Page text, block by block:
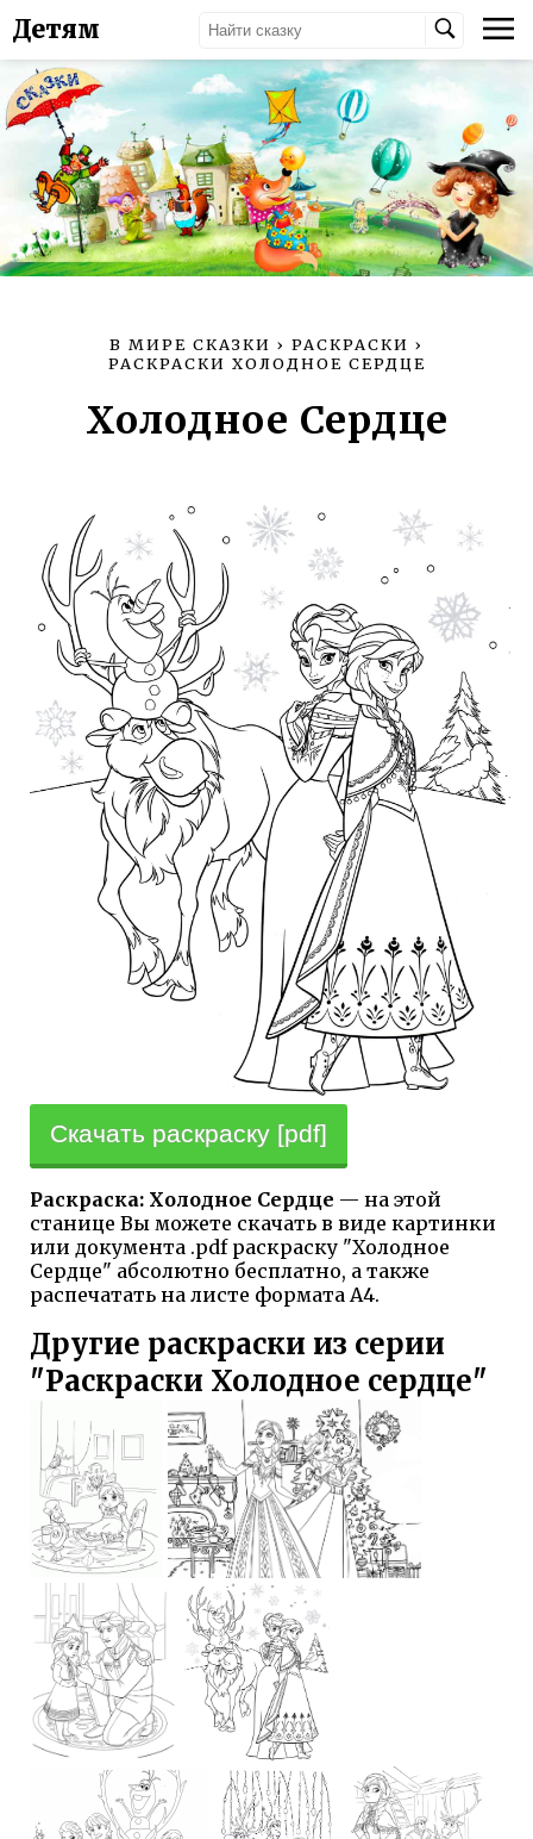
Детям
В МИРЕ СКАЗКИ › РАСКРАСКИ ›
РАСКРАСКИ ХОЛОДНОЕ СЕРДЦЕ
Холодное Сердце
Скачать раскраску [pdf]
Раскраска: Холодное Сердце — на этой
станице Вы можете скачать в виде картинки
или документа .pdf раскраску "Холодное
Сердце" абсолютно бесплатно, а также
распечатать на листе формата А4.
Другие раскраски из серии
"Раскраски Холодное сердце"